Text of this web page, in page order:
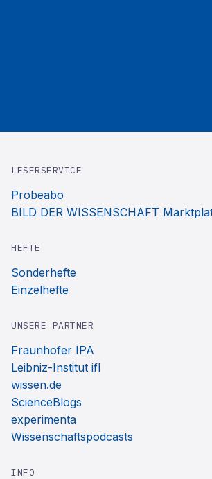
LESERSERVICE
Probeabo
BILD DER WISSENSCHAFT
HEFTE
Sonderhefte
Einzelhefte
UNSERE PARTNER
Fraunhofer IPA
Leibniz-Institut ifl
wissen.de
ScienceBlogs
experimenta
Wissenschaftspodcasts
INFO